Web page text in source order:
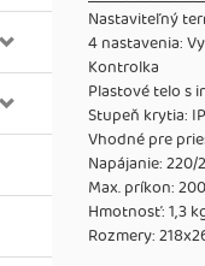
Nastaviteľný
4 nastavenia:
Kontrolka
Plastové telo s
Stupeň krytia:
Vhodné pre
Napájanie:
Max. príkon:
Hmotnosť: 1,3
Rozmery: